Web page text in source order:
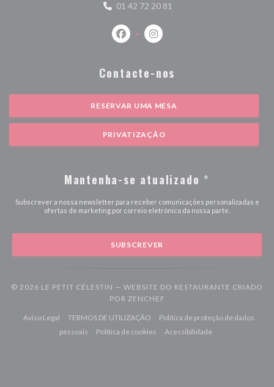
01 42 72 20 81
Facebook ((abre numa nova janela))
Instagram ((abre numa nova
Contacte-nos
RESERVAR UMA MESA
PRIVATIZAÇÃO
Mantenha-se atualizado *
Subscrever a nossa newsletter para receber comunicações personalizadas e
ofertas de marketing por correio eletrónico da nossa parte.
SUBSCREVER
© 2026 LE PETIT CÉLESTIN — WEBSITE DO RESTAURANTE CRIADO
POR ZENCHEF
Aviso Legal((abre numa nova janela))
TERMOS DE UTILIZAÇÃO((abre numa nova janela))
Política de proteção de dados
pessoais((abre numa nova janela))
Política de cookies((abre numa nova janela))
Acessibilidade((abre numa nova